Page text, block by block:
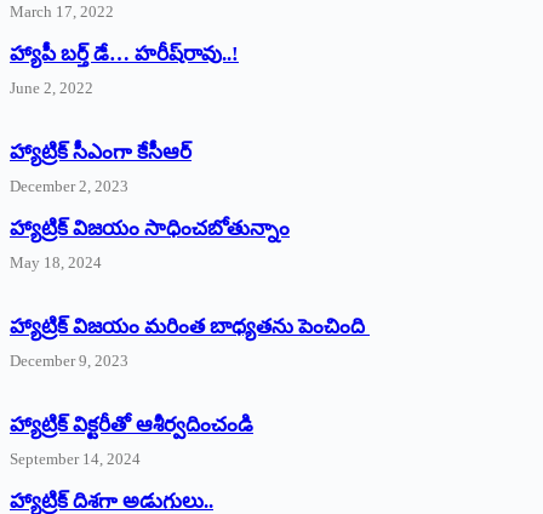
March 17, 2022
హ్యాపీ బర్త్ ‌డే… హరీష్‌రావు..!
June 2, 2022
హ్యాట్రిక్‌ ‌సీఎంగా కేసీఆర్‌
December 2, 2023
హ్యాట్రిక్‌ విజయం సాధించబోతున్నాం
May 18, 2024
హ్యాట్రిక్ విజయం మరింత బాధ్యతను పెంచింది
December 9, 2023
హ్యాట్రిక్‌ ‌విక్టరీతో ఆశీర్వదించండి
September 14, 2024
‌హ్యాట్రిక్‌ ‌దిశగా అడుగులు..